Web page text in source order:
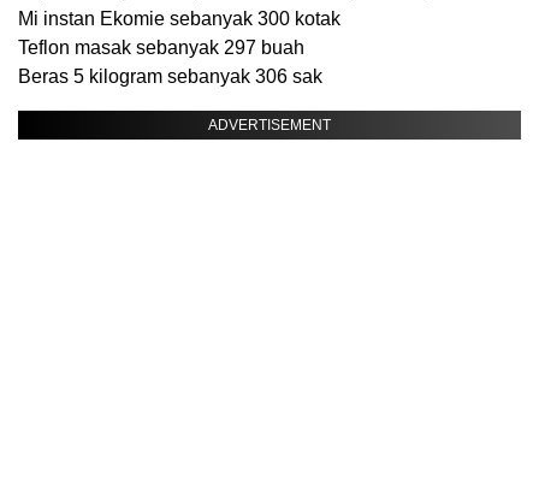
Mi instan Ekomie sebanyak 300 kotak
Teflon masak sebanyak 297 buah
Beras 5 kilogram sebanyak 306 sak
ADVERTISEMENT